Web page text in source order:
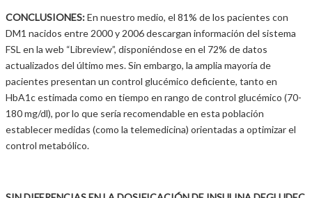
CONCLUSIONES:En nuestro medio, el 81% de los pacientes con
DM1 nacidos entre 2000 y 2006 descargan información del sistema
FSL en la web “Libreview”, disponiéndose en el 72% de datos
actualizados del último mes. Sin embargo, la amplia mayoría de
pacientes presentan un control glucémico deficiente, tanto en
HbA1c estimada como en tiempo en rango de control glucémico (70-
180 mg/dl), por lo que sería recomendable en esta población
establecer medidas (como la telemedicina) orientadas a optimizar el
control metabólico.